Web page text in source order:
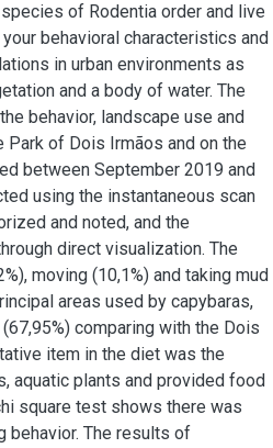
of Rodentia order and live
behavioral characteristics and
in urban environments as
and a body of water. The
behavior, landscape use and
of Dois Irmãos and on the
between September 2019 and
using the instantaneous scan
and noted, and the
direct visualization. The
moving (10,1%) and taking mud
areas used by capybaras,
comparing with the Dois
item in the diet was the
aquatic plants and provided food
square test shows there was
behavior. The results of